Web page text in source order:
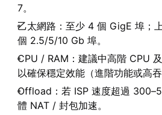
7。
乙太網路：至少 4 個 GigE 埠；
個 2.5/5/10 Gb 埠。
CPU / RAM：建議中高階 CPU
以確保穩定效能（進階功能或高
Offload：若 ISP 速度超過
體 NAT / 封包加速。